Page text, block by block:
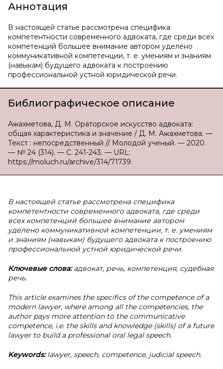
Аннотация
В настоящей статье рассмотрена специфика
компетентности современного адвоката, где среди всех
компетенций большее внимание автором уделено
коммуникативной компетенции, т. е. умениям и знаниям
(навыкам) будущего адвоката к построению
профессиональной устной юридической речи.
Библиографическое описание
Ажахметова, Д. М. Ораторское искусство адвоката:
общая характеристика и значение / Д. М. Ажахметова. —
Текст : непосредственный // Молодой ученый. — 2020.
— № 24 (314). — С. 241-243. — URL:
https://moluch.ru/archive/314/71739.
В настоящей статье рассмотрена специфика
компетентности современного адвоката, где среди
всех компетенций большее внимание автором
уделено коммуникативной компетенции, т. е. умениям
и знаниям (навыкам) будущего адвоката к построению
профессиональной устной юридической речи.
Ключевые слова:адвокат, речь, компетенция, судебная
речь.
This article examines the specifics of the competence of a
modern lawyer, where among all the competencies, the
author pays more attention to the communicative
competence, i.e. the skills and knowledge (skills) of a future
lawyer to build a professional oral legal speech.
Keywords:lawyer, speech, competence, judicial speech.